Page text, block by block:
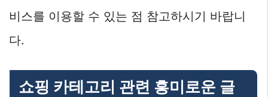
비스를 이용할 수 있는 점 참고하시기 바랍니
다.
쇼핑 카테고리 관련 흥미로운 글